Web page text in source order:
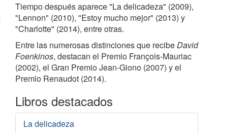
Tiempo después aparece "La delicadeza" (2009),
"Lennon" (2010), "Estoy mucho mejor" (2013) y
"Charlotte" (2014), entre otras.
Entre las numerosas distinciones que recibeDavid
Foenkinos, destacan el Premio François-Mauriac
(2002), el Gran Premio Jean-Giono (2007) y el
Premio Renaudot (2014).
Libros destacados
La delicadeza